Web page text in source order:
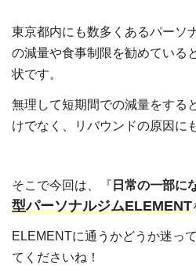
東京都内にも数多くあるパーソ
の減量や食事制限を勧めている
状です。
無理して短期間での減量をする
けでなく、リバウンドの原因に
そこで今回は、『 日常の一部に
型パーソナルジムELEMENT
ELEMENTに通うかどうか迷っ
てくださいね！